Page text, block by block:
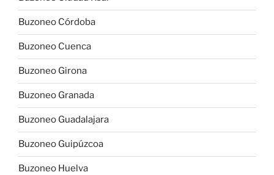
Buzoneo Córdoba
Buzoneo Cuenca
Buzoneo Girona
Buzoneo Granada
Buzoneo Guadalajara
Buzoneo Guipúzcoa
Buzoneo Huelva